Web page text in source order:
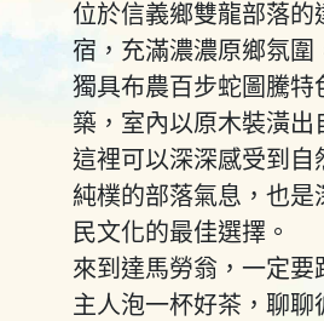
位於信義鄉雙龍部落的
宿，充滿濃濃原鄉氛圍
獨具布農百步蛇圖騰特
築，室內以原木裝潢出
這裡可以深深感受到自
純樸的部落氣息，也是
民文化的最佳選擇。
來到達馬勞翁，一定要
主人泡一杯好茶，聊聊